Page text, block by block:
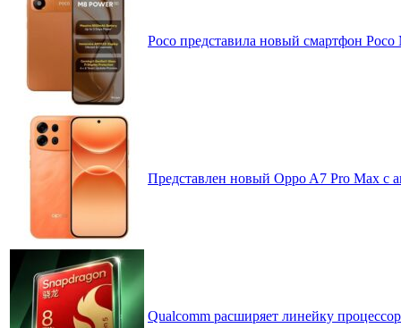
Poco представила новый смартфон
Представлен новый Oppo A7 Pro Max с
Qualcomm расширяет линейку